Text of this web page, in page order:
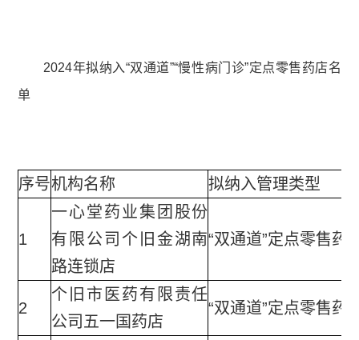
2024年拟纳入“双通道”“慢性病门诊”定点零售药店名
单
序号机构名称 拟纳入管理类型
1
一心堂药业集团股份
有限公司个旧金湖南
路连锁店
“双通道”定点零售药
2
个旧市医药有限责任
公司五一国药店
“双通道”定点零售药